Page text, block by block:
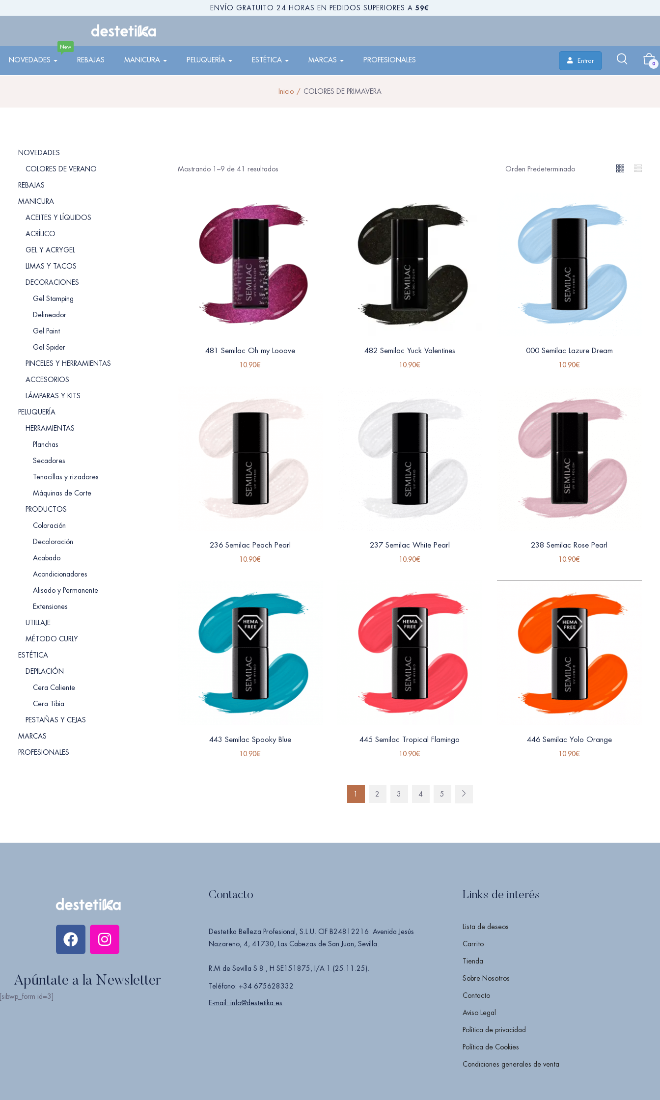
ENVÍO GRATUITO 24 HORAS EN PEDIDOS SUPERIORES A 59€
NOVEDADES
New
REBAJAS MANICURA PELUQUERÍA ESTÉTICA MARCAS PROFESIONALES Entrar 0
Inicio COLORES DE PRIMAVERA
NOVEDADES
COLORES DE VERANO
REBAJAS
MANICURA
ACEITES Y LÍQUIDOS
ACRÍLICO
GEL Y ACRYGEL
LIMAS Y TACOS
DECORACIONES
Gel Stamping
Delineador
Gel Paint
Gel Spider
PINCELES Y HERRAMIENTAS
ACCESORIOS
LÁMPARAS Y KITS
PELUQUERÍA
HERRAMIENTAS
Planchas
Secadores
Tenacillas y rizadores
Máquinas de Corte
PRODUCTOS
Coloración
Decoloración
Acabado
Acondicionadores
Alisado y Permanente
Extensiones
UTILLAJE
MÉTODO CURLY
ESTÉTICA
DEPILACIÓN
Cera Caliente
Cera Tibia
PESTAÑAS Y CEJAS
MARCAS
PROFESIONALES
Mostrando 1–9 de 41 resultados
481 Semilac Oh my Looove
10.90€
482 Semilac Yuck Valentines
10.90€
000 Semilac Lazure Dream
10.90€
236 Semilac Peach Pearl
10.90€
237 Semilac White Pearl
10.90€
238 Semilac Rose Pearl
10.90€
443 Semilac Spooky Blue
10.90€
445 Semilac Tropical Flamingo
10.90€
446 Semilac Yolo Orange
10.90€
1 2 3 4 5
Apúntate a la Newsletter
id=3]
Contacto
Destetika Belleza Profesional, S.L.U. CIF B24812216. Avenida Jesús
Nazareno, 4, 41730, Las Cabezas de San Juan, Sevilla.
R.M de Sevilla S 8 , H SE151875, I/A 1 (25.11.25).
Teléfono: +34 675628332
E-mail: info@destetika.es
Links de interés
Lista de deseos
Carrito
Tienda
Sobre Nosotros
Contacto
Aviso Legal
Política de privacidad
Política de Cookies
Condiciones generales de venta